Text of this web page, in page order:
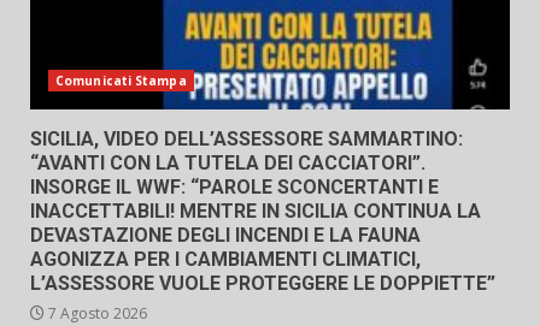
Comunicati Stampa
SICILIA, VIDEO DELL’ASSESSORE SAMMARTINO:
“AVANTI CON LA TUTELA DEI CACCIATORI”.
INSORGE IL WWF: “PAROLE SCONCERTANTI E
INACCETTABILI! MENTRE IN SICILIA CONTINUA LA
DEVASTAZIONE DEGLI INCENDI E LA FAUNA
AGONIZZA PER I CAMBIAMENTI CLIMATICI,
L’ASSESSORE VUOLE PROTEGGERE LE DOPPIETTE”
7 Agosto 2026